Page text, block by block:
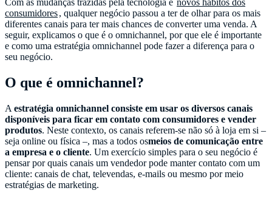
consumidores, qualquer negócio passou a ter de olhar para os mais
diferentes canais para ter mais chances de converter uma venda. A
seguir, explicamos o que é o omnichannel, por que ele é importante
e como uma estratégia omnichannel pode fazer a diferença para o
seu negócio.
O que é omnichannel?
A estratégia omnichannel consiste em usar os diversos canais
disponíveis para ficar em contato com consumidores e vender
produtos. Neste contexto, os canais referem-se não só à loja em si –
seja online ou física –, mas a todos osmeios de comunicação entre
a empresa e o cliente. Um exercício simples para o seu negócio é
pensar por quais canais um vendedor pode manter contato com um
cliente: canais de chat, televendas, e-mails ou mesmo por meio
estratégias de marketing.